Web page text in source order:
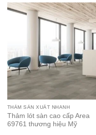
THẢM SẢN XUẤT NHANH
Thảm lót sàn cao cấp Area
69761 thương hiệu Mỹ